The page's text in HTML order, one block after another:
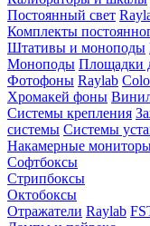
Постоянный свет
Комплекты
Штативы и моноподы
Моноподы Площадки
Фотофоны Raylab
Хромакей фоны
Системы крепления
системы Системы
Накамерные
Софтбоксы
Стрипбоксы
Октобоксы
Отражатели Raylab